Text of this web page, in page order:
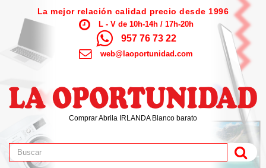
La mejor relación calidad precio desde 1996
L - V de 10h-14h / 17h-20h
957 76 73 22
web@laoportunidad.com
Comprar Abrila IRLANDA Blanco barato